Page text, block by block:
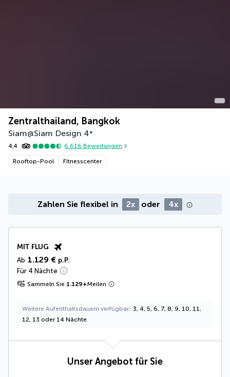
Zentralthailand, Bangkok
Siam@Siam Design 4*
4,4 6.616 Bewertungen
Rooftop-Pool Fitnesscenter
Zahlen Sie flexibel in 2x oder 4x
MIT FLUG
Ab 1.129 € p.P.
Für 4 Nächte
Sammeln Sie 1.129+Meilen
Weitere Aufenthaltsdauern verfügbar 3, 4, 5, 6, 7, 8, 9, 10, 11,
12, 13 oder 14 Nächte
Unser Angebot für Sie